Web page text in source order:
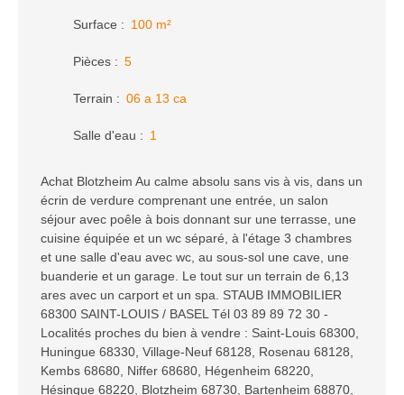
Surface : 100 m²
Pièces : 5
Terrain : 06 a 13 ca
Salle d'eau : 1
Achat Blotzheim Au calme absolu sans vis à vis, dans un
écrin de verdure comprenant une entrée, un salon
séjour avec poêle à bois donnant sur une terrasse, une
cuisine équipée et un wc séparé, à l'étage 3 chambres
et une salle d'eau avec wc, au sous-sol une cave, une
buanderie et un garage. Le tout sur un terrain de 6,13
ares avec un carport et un spa. STAUB IMMOBILIER
68300 SAINT-LOUIS / BASEL Tél 03 89 89 72 30 -
Localités proches du bien à vendre : Saint-Louis 68300,
Huningue 68330, Village-Neuf 68128, Rosenau 68128,
Kembs 68680, Niffer 68680, Hégenheim 68220,
Hésingue 68220, Blotzheim 68730, Bartenheim 68870,